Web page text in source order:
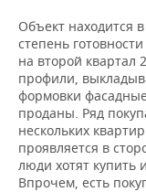
Объект находится
степень
на второй квартал
профили,
формовки
проданы. Ряд
нескольких
проявляется в
люди хотят купить
Впрочем, есть